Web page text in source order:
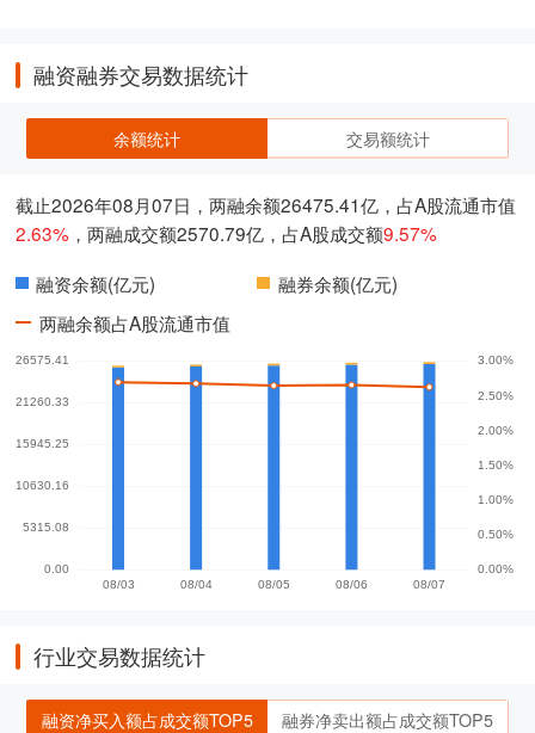
融资融券交易数据统计
余额统计 交易额统计
截止2026年08月07日，两融余额26475.41亿，占A股流通市值
2.63% ，两融成交额2570.79亿，占A股成交额9.57%
融资余额(亿元)
融券余额(亿元)
两融余额占A股流通市值
行业交易数据统计
融资净买入额占成交额TOP5 融券净卖出额占成交额TOP5